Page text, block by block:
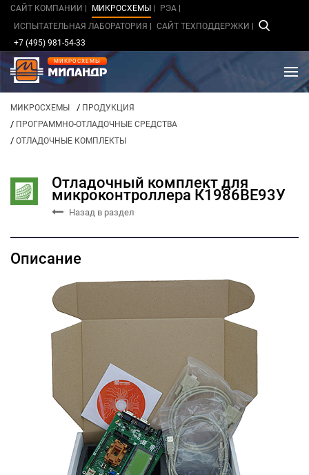
САЙТ КОМПАНИИ МИКРОСХЕМЫ
РЭА
ИСПЫТАТЕЛЬНАЯ ЛАБОРАТОРИЯ
САЙТ ТЕХПОДДЕРЖКИ
+7 (495) 981-54-33
МИКРОСХЕМЫ
МИКРОСХЕМЫ / ПРОДУКЦИЯ
/ ПРОГРАММНО-ОТЛАДОЧНЫЕ СРЕДСТВА
/ ОТЛАДОЧНЫЕ КОМПЛЕКТЫ
Отладочный комплект для
микроконтроллера К1986ВЕ93У
Назад в раздел
Описание